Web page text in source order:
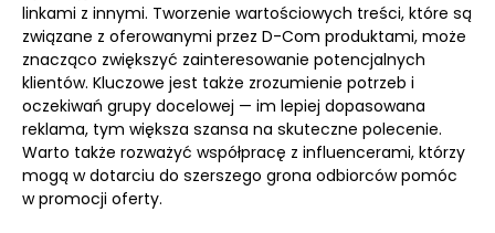
linkami z innymi. Tworzenie wartościowych treści, które są
związane z oferowanymi przez D-Com produktami, może
znacząco zwiększyć zainteresowanie potencjalnych
klientów. Kluczowe jest także zrozumienie potrzeb i
oczekiwań grupy docelowej — im lepiej dopasowana
reklama, tym większa szansa na skuteczne polecenie.
Warto także rozważyć współpracę z influencerami, którzy
mogą w dotarciu do szerszego grona odbiorców pomóc
w promocji oferty.